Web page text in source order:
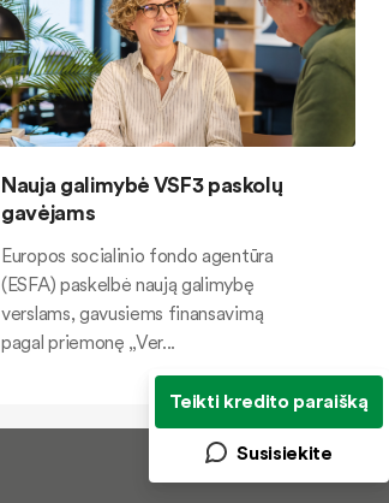
Nauja galimybė VSF3 paskolų
gavėjams
Europos socialinio fondo agentūra
(ESFA) paskelbė naują galimybę
verslams, gavusiems finansavimą
pagal priemonę „Ver...
Teikti kredito paraišką
Susisiekite